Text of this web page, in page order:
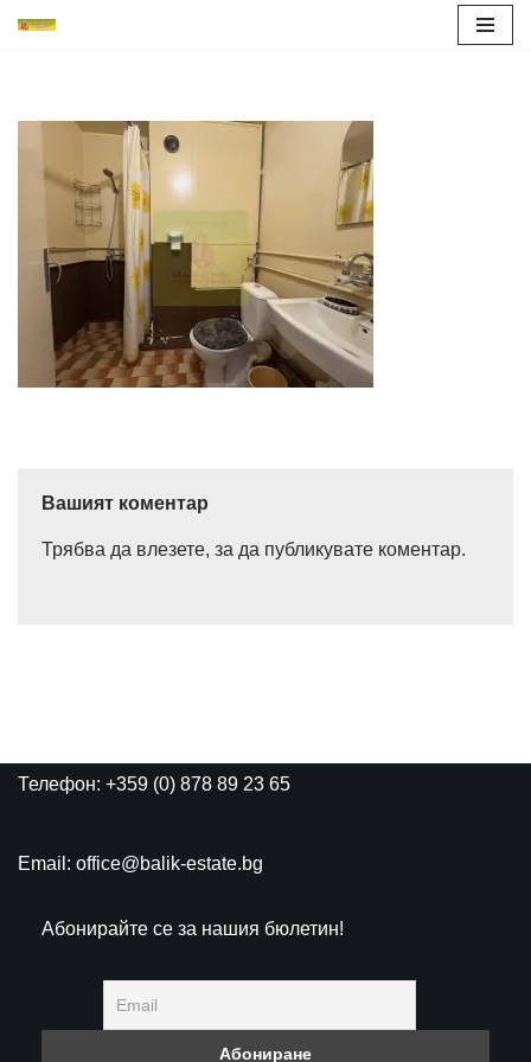
съдържанието
Вашият коментар
Трябва да влезете, за да публикувате коментар.
Телефон: +359 (0) 878 89 23 65
Email: office@balik-estate.bg
Абонирайте се за нашия бюлетин!